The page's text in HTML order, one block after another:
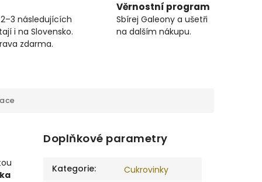
následujících
i na Slovensko.
zdarma.
Věrnostní program
Sbírej Galeony a ušetři
na dalším nákupu.
Doplňkové parametry
Kategorie:
Cukrovinky